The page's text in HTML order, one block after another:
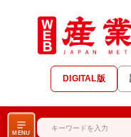
DIGITAL版
MENU